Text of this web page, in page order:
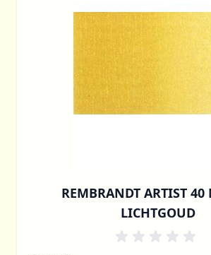
REMBRANDT ARTIST 40
LICHTGOUD